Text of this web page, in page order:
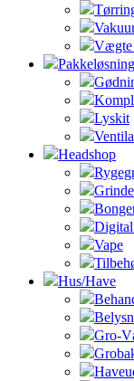
Vægte
Pakkeløsning
Lyskit
Headshop
Vape
Hus/Have
Gro-